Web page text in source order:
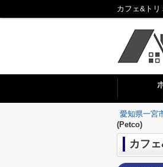
愛知県一宮
(Petco)
カフ